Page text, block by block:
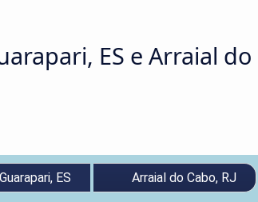
ES e Arraial do
Guarapari, ES Arraial do Cabo, RJ